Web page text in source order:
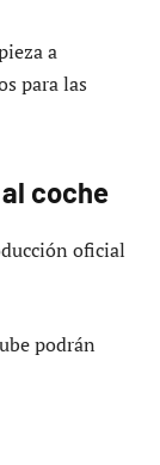
a
para las
coche
oficial
podrán